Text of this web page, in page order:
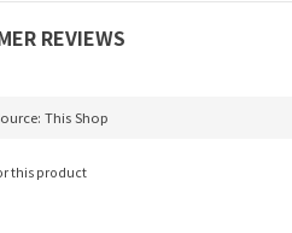
REVIEWS
this product